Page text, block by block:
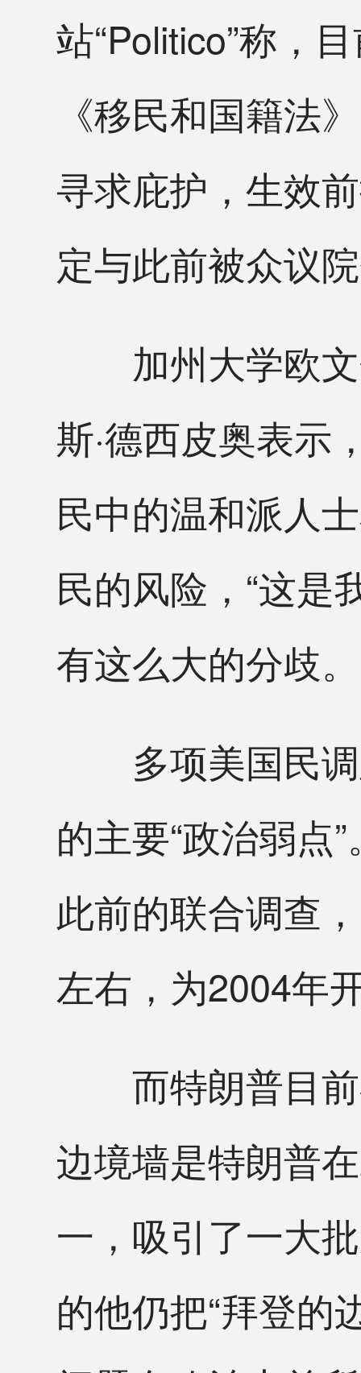
站“Politico”称，
《移民和国籍法
寻求庇护，生效
定与此前被众议
加州大学欧文
斯·德西皮奥表示
民中的温和派人
民的风险，“这是
有这么大的分歧
多项美国民调
的主要“政治弱点
此前的联合调查
左右，为2004年
而特朗普目前
边境墙是特朗普
一，吸引了一大
的他仍把“拜登的